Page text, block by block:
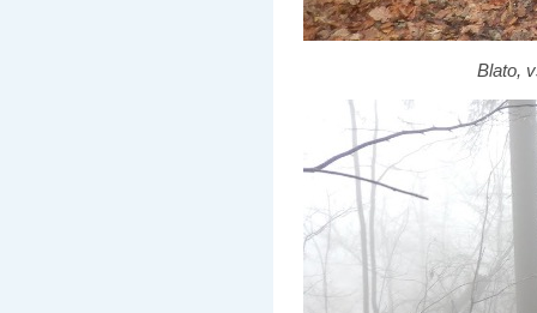
Blato,